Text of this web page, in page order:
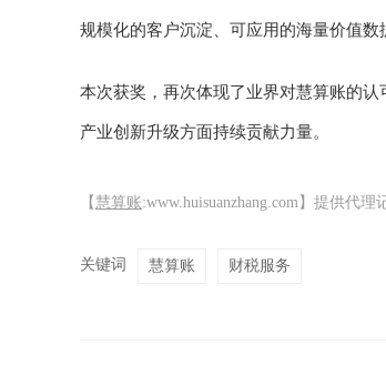
规模化的客户沉淀、可应用的海量价值数
本次获奖，再次体现了业界对慧算账的
产业创新升级方面持续贡献力量。
【 慧算账:www.huisuanzhang.com】提供代
关键词 慧算账 财税服务